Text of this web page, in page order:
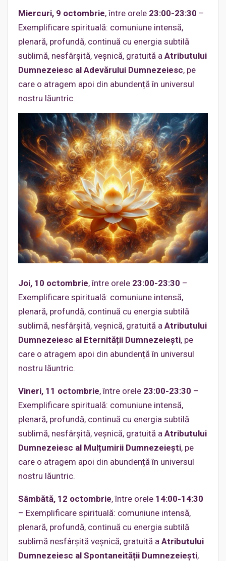
Miercuri, 9 octombrie, între orele 23:00-23:30 –
Exemplificare spirituală: comuniune intensă,
plenară, profundă, continuă cu energia subtilă
sublimă, nesfârșită, veșnică, gratuită a Atributului
Dumnezeiesc al Adevărului Dumnezeiesc, pe
care o atragem apoi din abundență în universul
nostru lăuntric.
Joi, 10 octombrie, între orele 23:00-23:30 –
Exemplificare spirituală: comuniune intensă,
plenară, profundă, continuă cu energia subtilă
sublimă, nesfârșită, veșnică, gratuită a Atributului
Dumnezeiesc al Eternității Dumnezeiești, pe
care o atragem apoi din abundență în universul
nostru lăuntric.
Vineri, 11 octombrie, între orele 23:00-23:30 –
Exemplificare spirituală: comuniune intensă,
plenară, profundă, continuă cu energia subtilă
sublimă, nesfârșită, veșnică, gratuită a Atributului
Dumnezeiesc al Mulțumirii Dumnezeiești, pe
care o atragem apoi din abundență în universul
nostru lăuntric.
Sâmbătă, 12 octombrie, între orele 14:00-14:30
– Exemplificare spirituală: comuniune intensă,
plenară, profundă, continuă cu energia subtilă
sublimă nesfârșită veșnică, gratuită a Atributului
Dumnezeiesc al Spontaneității Dumnezeiești,